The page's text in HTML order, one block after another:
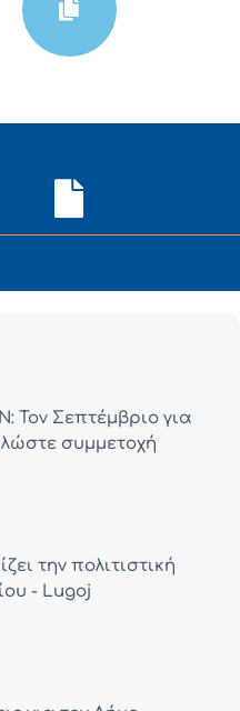
Σεπτέμβριο για
συμμετοχή
την πολιτιστική
- Lugoj